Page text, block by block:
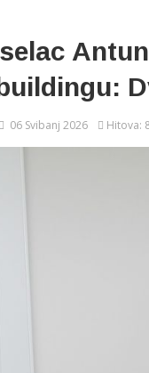
06 Svibanj 2026 Hitova: